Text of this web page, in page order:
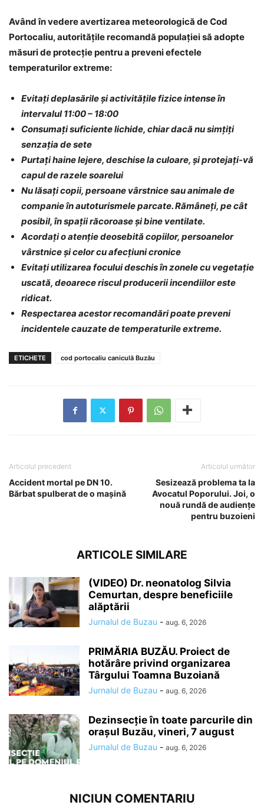
Având în vedere avertizarea meteorologică de Cod
Portocaliu, autoritățile recomandă populației să adopte
măsuri de protecție pentru a preveni efectele
temperaturilor extreme:
Evitați deplasările și activitățile fizice intense în
intervalul 11:00 – 18:00
Consumați suficiente lichide, chiar dacă nu simțiți
senzația de sete
Purtați haine lejere, deschise la culoare, și protejați-vă
capul de razele soarelui
Nu lăsați copii, persoane vârstnice sau animale de
companie în autoturismele parcate. Rămâneți, pe cât
posibil, în spații răcoroase și bine ventilate.
Acordați o atenție deosebită copiilor, persoanelor
vârstnice și celor cu afecțiuni cronice
Evitați utilizarea focului deschis în zonele cu vegetație
uscată, deoarece riscul producerii incendiilor este
ridicat.
Respectarea acestor recomandări poate preveni
incidentele cauzate de temperaturile extreme.
ETICHETE cod portocaliu caniculă Buzău
Articolul precedent
Accident mortal pe DN 10.
Bărbat spulberat de o mașină
Articolul următor
Sesizează problema ta la
Avocatul Poporului. Joi, o
nouă rundă de audiențe
pentru buzoieni
ARTICOLE SIMILARE
(VIDEO) Dr. neonatolog Silvia
Cemurtan, despre beneficiile
alăptării
Jurnalul de Buzau - aug. 6, 2026
PRIMĂRIA BUZĂU. Proiect de
hotărâre privind organizarea
Târgului Toamna Buzoiană
Jurnalul de Buzau - aug. 6, 2026
Dezinsecție în toate parcurile din
orașul Buzău, vineri, 7 august
Jurnalul de Buzau - aug. 6, 2026
NICIUN COMENTARIU